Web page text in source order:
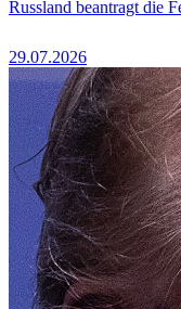
Russland beantragt die
29.07.2026